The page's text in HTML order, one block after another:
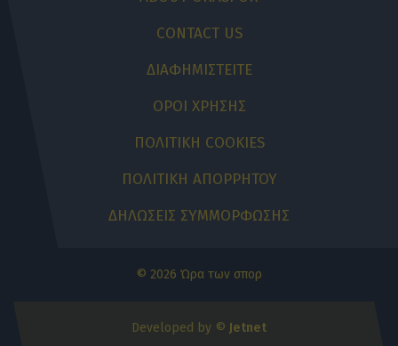
CONTACT US
ΔΙΑΦΗΜΙΣΤΕΙΤΕ
ΟΡΟΙ ΧΡΗΣΗΣ
ΠΟΛΙΤΙΚΗ COOKIES
ΠΟΛΙΤΙΚΗ ΑΠΟΡΡΗΤΟΥ
ΔΗΛΩΣΕΙΣ ΣΥΜΜΟΡΦΩΣΗΣ
© 2026 Ώρα των σπορ
Developed by © Jetnet